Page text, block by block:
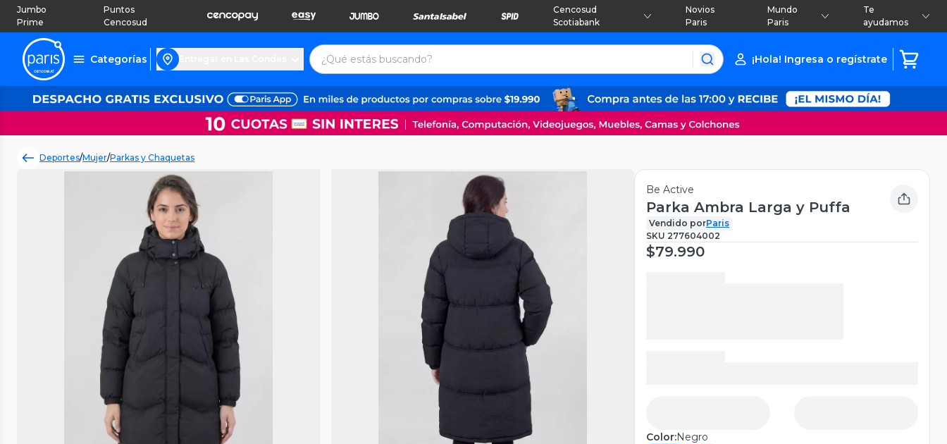
Jumbo
Prime
Puntos
Cencosud
Cencosud
Scotiabank
Novios
Paris
Mundo
Paris
Te
ayudamos
Categorías ¡Hola! Ingresa o regístrate
Deportes/Mujer/Parkas y Chaquetas
Be Active
Parka Ambra Larga y Puffa
Vendido porParis
SKU 277604002
$79.990
Color:Negro